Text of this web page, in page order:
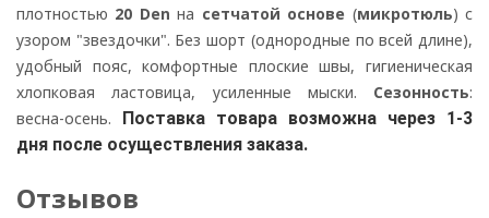
плотностью 20 Den на сетчатой основе (микротюль) с
узором "звездочки". Без шорт (однородные по всей длине),
удобный пояс, комфортные плоские швы, гигиеническая
хлопковая ластовица, усиленные мыски. Сезонность:
весна-осень.
Поставка товара возможна через 1-3
дня после осуществления заказа.
Отзывов